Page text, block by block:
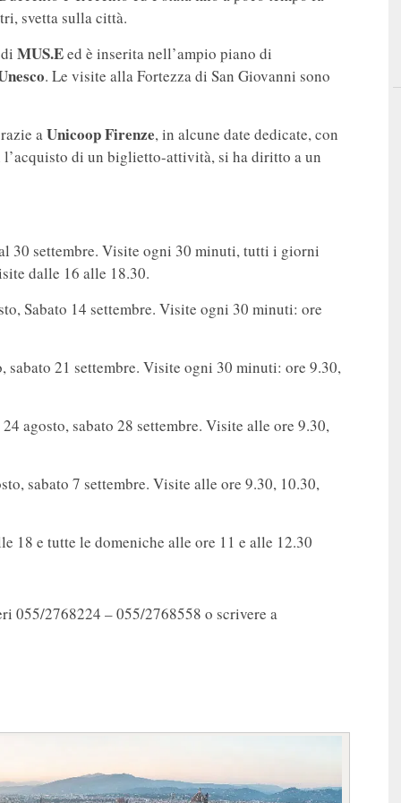
svetta sulla città.
MUS.Eed è inserita nell’ampio piano di
. Le visite alla Fortezza di San Giovanni sono
aUnicoop Firenze, in alcune date dedicate, con
di un biglietto-attività, si ha diritto a un
30 settembre. Visite ogni 30 minuti, tutti i giorni
dalle 16 alle 18.30.
Sabato 14 settembre. Visite ogni 30 minuti: ore
sabato 21 settembre. Visite ogni 30 minuti: ore 9.30,
agosto, sabato 28 settembre. Visite alle ore 9.30,
sabato 7 settembre. Visite alle ore 9.30, 10.30,
18 e tutte le domeniche alle ore 11 e alle 12.30
055/2768224 – 055/2768558 o scrivere a